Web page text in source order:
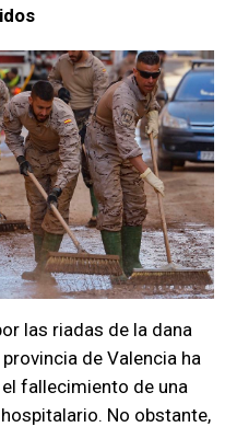
las riadas de la dana
de Valencia ha
fallecimiento de una
No obstante,